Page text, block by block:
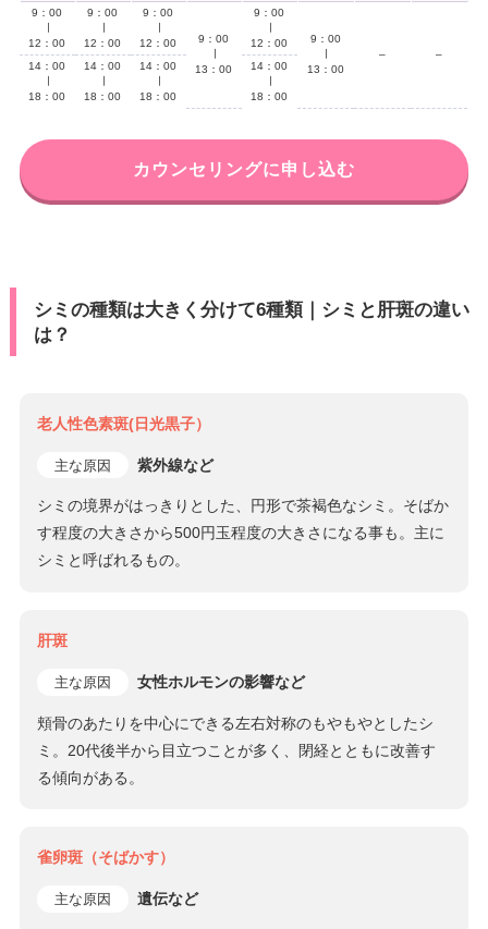
9：00
12：00
9：00
12：00
9：00
12：00
9：00
13：00
9：00
12：00
9：00
13：00
–
–
14：00
18：00
14：00
18：00
14：00
18：00
14：00
18：00
カウンセリングに申し込む
シミの種類は大きく分けて6種類｜シミと肝斑の違い
は？
老人性色素斑(日光黒子）
主な原因 紫外線など
シミの境界がはっきりとした、円形で茶褐色なシミ。そばか
す程度の大きさから500円玉程度の大きさになる事も。主に
シミと呼ばれるもの。
肝斑
主な原因 女性ホルモンの影響など
頬骨のあたりを中心にできる左右対称のもやもやとしたシ
ミ。20代後半から目立つことが多く、閉経とともに改善す
る傾向がある。
雀卵斑（そばかす）
主な原因 遺伝など